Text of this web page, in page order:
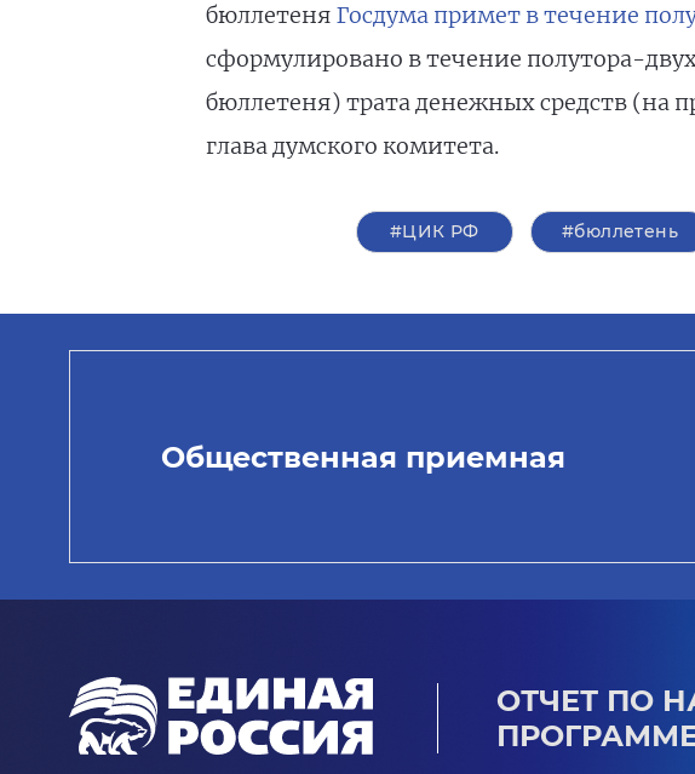
бюллетеня Госдума примет в течение
сформулировано в течение полутора-
бюллетеня) трата денежных средств (на
глава думского комитета.
#ЦИК РФ #бюллетень
Общественная приемная
ОТЧЕТ ПО
ПРОГРАММЕ